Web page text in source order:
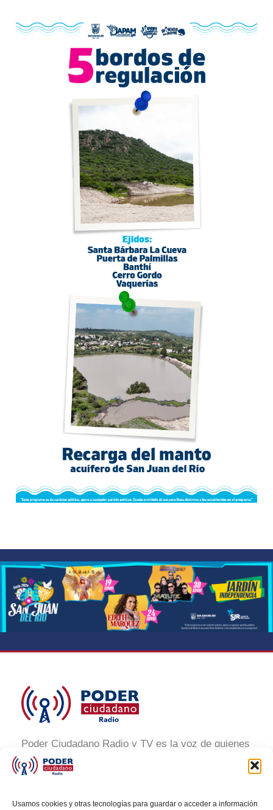
Usamos cookies y otras tecnologías para guardar o acceder a información
Poder Ciudadano Radio y TV es la voz de quienes
buscan un México informado y participativo.
Nuestro compromiso es conectar con la